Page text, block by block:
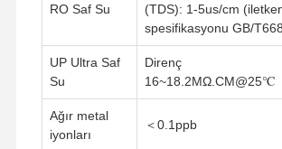
ultra saf su arıtma sistemi
Ultra saf su ekipmanları
Ultra saf su filtrasyon sistemi
Ultra Saf RO Su Sistemi
RO Saf Su
(TDS): 1-5us/cm
spesifikasyonu GB/
UP Ultra Saf
Su
Direnç
16~18.2MΩ.CM@25℃
Ağır metal
iyonları
＜0.1ppb